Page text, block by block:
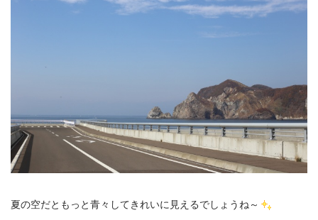
夏の空だともっと青々してきれいに見えるでしょうね～